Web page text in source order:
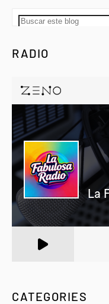
RADIO
CATEGORIES